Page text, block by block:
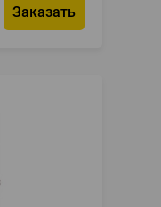
Заказать